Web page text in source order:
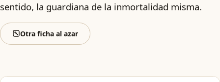
sentido, la guardiana de la inmortalidad misma.
Otra ficha al azar